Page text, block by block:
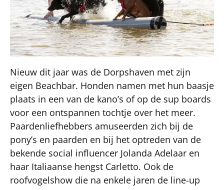
Nieuw dit jaar was de Dorpshaven met zijn
eigen Beachbar. Honden namen met hun baasje
plaats in een van de kano’s of op de sup boards
voor een ontspannen tochtje over het meer.
Paardenliefhebbers amuseerden zich bij de
pony’s en paarden en bij het optreden van de
bekende social influencer Jolanda Adelaar en
haar Italiaanse hengst Carletto. Ook de
roofvogelshow die na enkele jaren de line-up